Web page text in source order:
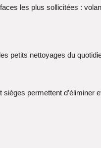
les plus sollicitées :
petits nettoyages du
sièges permettent d’éliminer